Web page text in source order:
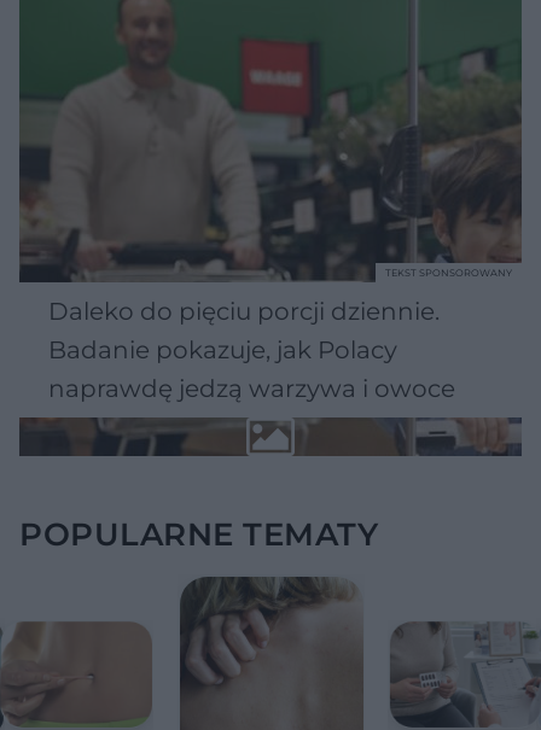
Daleko do pięciu porcji dziennie.
Badanie pokazuje, jak Polacy
naprawdę jedzą warzywa i owoce
TEKST SPONSOROWANY
POPULARNE TEMATY